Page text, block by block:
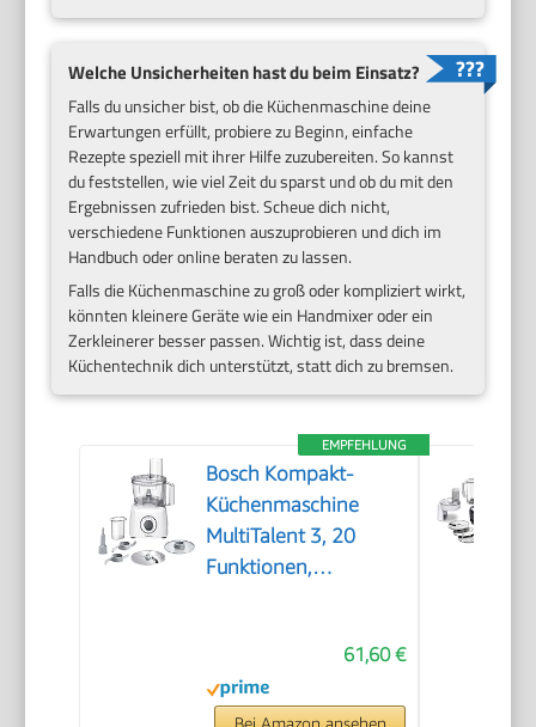
Welche Unsicherheiten hast du beim Einsatz?
Falls du unsicher bist, ob die Küchenmaschine deine
Erwartungen erfüllt, probiere zu Beginn, einfache
Rezepte speziell mit ihrer Hilfe zuzubereiten. So kannst
du feststellen, wie viel Zeit du sparst und ob du mit den
Ergebnissen zufrieden bist. Scheue dich nicht,
verschiedene Funktionen auszuprobieren und dich im
Handbuch oder online beraten zu lassen.
Falls die Küchenmaschine zu groß oder kompliziert wirkt,
könnten kleinere Geräte wie ein Handmixer oder ein
Zerkleinerer besser passen. Wichtig ist, dass deine
Küchentechnik dich unterstützt, statt dich zu bremsen.
EMPFEHLUNG
Bosch Kompakt-
Küchenmaschine
MultiTalent 3, 20
Funktionen,
Schneid-Raspel-
Wendescheibe,
61,60 €